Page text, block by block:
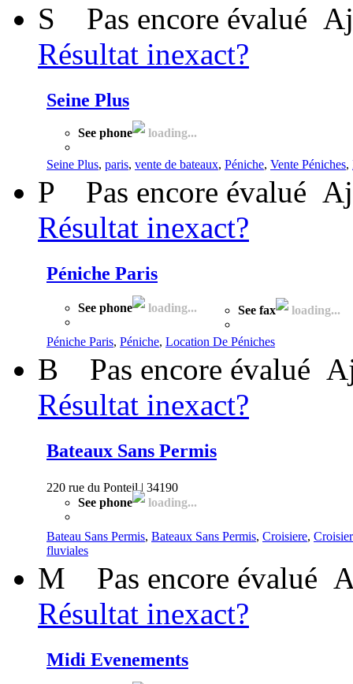
S Pas encore évalué
Résultat inexact?
Seine Plus
See phone loading...
Seine Plus, paris, vente de bateaux, Péniche, Vente Péniches,
P Pas encore évalué
Résultat inexact?
Péniche Paris
See phone loading... See fax loading...
Péniche Paris, Péniche, Location De Péniches
B Pas encore évalué
Résultat inexact?
Bateaux Sans Permis
220 rue du Ponteil | 34190
See phone
loading...
Bateau Sans Permis, Bateaux Sans Permis, Croisiere,
fluviales
M Pas encore évalué
Résultat inexact?
Midi Evenements